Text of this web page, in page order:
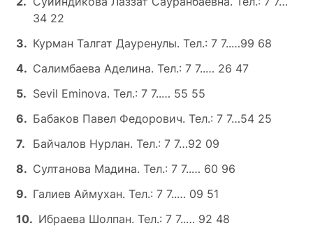
34 22
Курман Талгат Дауренулы. Тел.: 7 7..…99 68
Салимбаева Аделина. Тел.: 7 7..… 26 47
Sevil Eminova. Тел.: 7 7..… 55 55
Бабаков Павел Федорович. Тел.: 7 7…54 25
Байчалов Нурлан. Тел.: 7 7…92 09
Султанова Мадина. Тел.: 7 7..… 60 96
Галиев Аймухан. Тел.: 7 7..… 09 51
Ибраева Шолпан. Тел.: 7 7..… 92 48